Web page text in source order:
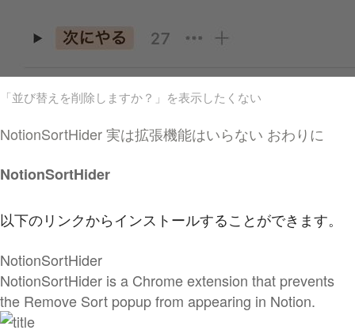
「並び替えを削除しますか？」を表示したくない
NotionSortHider実は拡張機能はいらない おわりに
NotionSortHider
以下のリンクからインストールすることができます。
NotionSortHider
NotionSortHider is a Chrome extension that prevents
the Remove Sort popup from appearing in Notion.